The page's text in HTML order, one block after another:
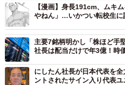
ら、DFのね足の下をね、狙って
アにあそこに、蹴り込めるって
て言ってたんですけど、もう本
ね。しかも見た目もイケメンっ
がない、すごい躍動をしました」
【漫画】身長191cm、ムキ
やねん」…いかつい転校生
主要7銘柄明かし「株ほど
社長は配当だけで年3億！時
にしたん社長が日本代表を
ントされたサイン入り代表